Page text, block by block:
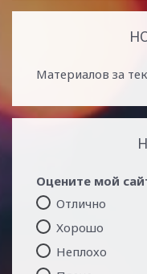
Материалов за
Оцените мой
Отлично
Хорошо
Неплохо